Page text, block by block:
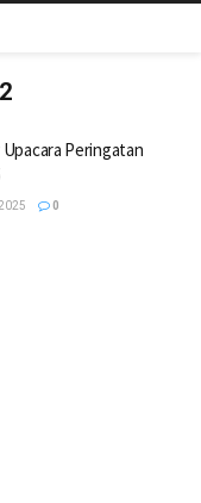
Upacara Peringatan
0